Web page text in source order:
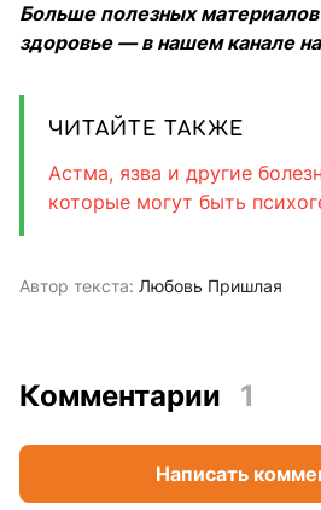
Больше полезных
здоровье — в нашем канале на
ЧИТАЙТЕ ТАКЖЕ
Астма, язва и другие
которые могут быть
Автор текста: Любовь Пришлая
Комментарии 1
Написать